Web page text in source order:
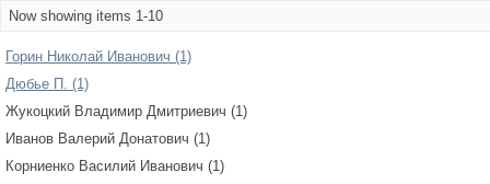
Now showing items 1-10
Горин Николай Иванович (1)
Дюбье П. (1)
Жукоцкий Владимир Дмитриевич (1)
Иванов Валерий Донатович (1)
Корниенко Василий Иванович (1)